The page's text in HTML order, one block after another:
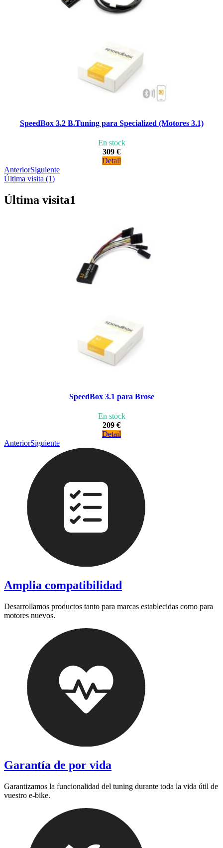
SpeedBox 3.2 B.Tuning para Specialized (Motores 3.1)
En stock
309 €
Detail
AnteriorSiguiente
Última visita (1)
Última visita1
SpeedBox 3.1 para Brose
En stock
209 €
Detail
AnteriorSiguiente
Amplia compatibilidad
Desarrollamos productos tanto para marcas establecidas como para
motores nuevos.
Garantía de por vida
Garantizamos la funcionalidad del tuning durante toda la vida útil de
vuestro e-bike.